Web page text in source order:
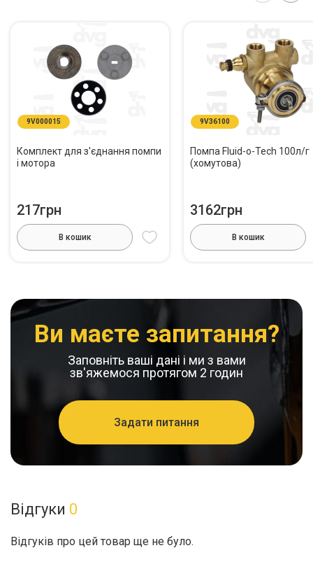
9V000015
Комплект для з'єднання помпи
і мотора
217грн
В кошик
9V36100
Помпа Fluid-o-Tech 100л/г
(хомутова)
3162грн
В кошик
Ви маєте запитання?
Заповніть ваші дані і ми з вами
зв'яжемося протягом 2 годин
Задати питання
Відгуки 0
Відгуків про цей товар ще не було.